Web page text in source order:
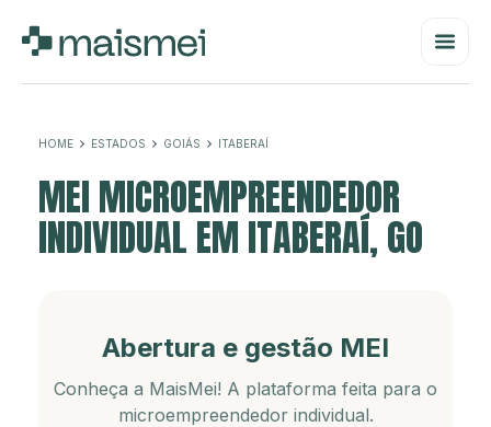
HOME ESTADOS GOIÁS ITABERAÍ
MEI MICROEMPREENDEDOR
INDIVIDUAL EM ITABERAÍ, GO
Abertura e gestão MEI
Conheça a MaisMei! A plataforma feita para o
microempreendedor individual.